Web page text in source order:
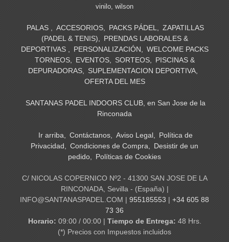
vinilo wilson
PALAS ACCESORIOS PACKS PÁDEL
ZAPATILLAS
(PADEL & TENIS)
PRENDAS LABORALES &
DEPORTIVAS
PERSONALIZACIÓN
WELCOME PACKS
TORNEOS
EVENTOS SORTEOS
PISCINAS &
DEPURADORAS
SUPLEMENTACION DEPORTIVA
OFERTA DEL MES
SANTANAS PADEL INDOORS CLUB, en San Jose de la
Rinconada
Ir arriba Contáctanos Aviso Legal
Política de
Privacidad
Condiciones de Compra
Desistir de un
pedido
Políticas de Cookies
C/ NICOLAS COPERNICO Nº2 - 41300 SAN JOSE DE LA
RINCONADA, Sevilla - (España) |
INFO@SANTANASPADEL.COM | 955185553 | +34 605 88
73 36
Horario: 09:00 / 00:00 | Tiempo de Entrega: 48 Hrs.
(*) Precios con Impuestos incluidos